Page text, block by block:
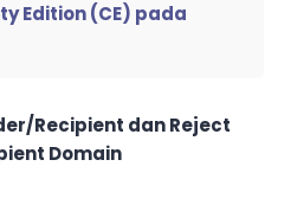
Edition (CE) pada
Recipient dan Reject
Domain